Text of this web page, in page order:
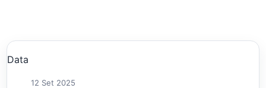
Data
12 Set 2025